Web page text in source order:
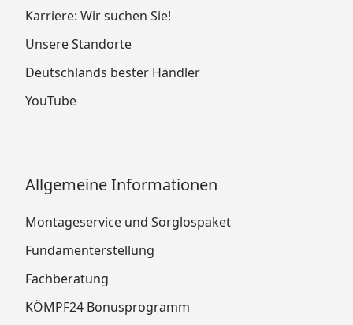
Karriere: Wir suchen Sie!
Unsere Standorte
Deutschlands bester Händler
YouTube
Allgemeine Informationen
Montageservice und Sorglospaket
Fundamenterstellung
Fachberatung
KÖMPF24 Bonusprogramm